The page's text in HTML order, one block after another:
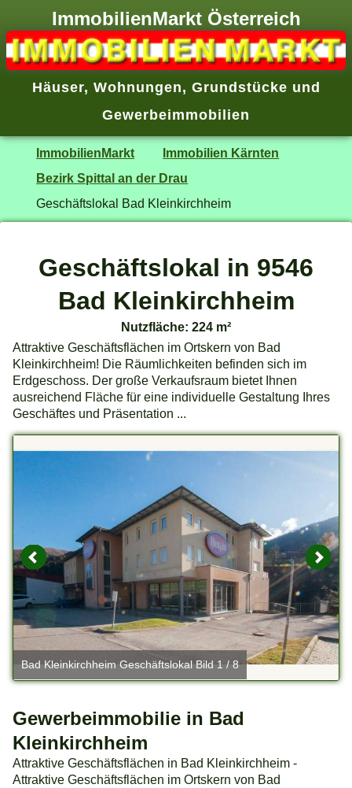
ImmobilienMarkt Österreich
Häuser, Wohnungen, Grundstücke und
Gewerbeimmobilien
ImmobilienMarkt
Immobilien Kärnten
Bezirk Spittal an der Drau
Geschäftslokal Bad Kleinkirchheim
Geschäftslokal in 9546
Bad Kleinkirchheim
Nutzfläche: 224 m²
Attraktive Geschäftsflächen im Ortskern von Bad
Kleinkirchheim! Die Räumlichkeiten befinden sich im
Erdgeschoss. Der große Verkaufsraum bietet Ihnen
ausreichend Fläche für eine individuelle Gestaltung Ihres
Geschäftes und Präsentation ...
Bad Kleinkirchheim Geschäftslokal Bild 1 / 8
Gewerbeimmobilie in Bad
Kleinkirchheim
Attraktive Geschäftsflächen in Bad Kleinkirchheim -
Attraktive Geschäftsflächen im Ortskern von Bad